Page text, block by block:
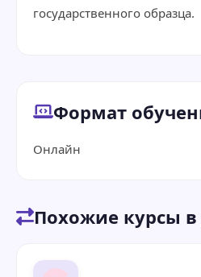
государственного образца.
Формат
Онлайн
Похожие курсы